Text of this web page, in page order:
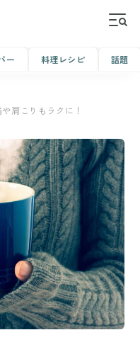
ー 料理レシピ 話題
肩こりもラクに！